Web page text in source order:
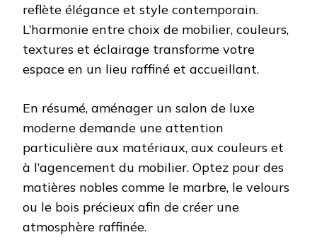
reflète élégance et style contemporain.
L’harmonie entre choix de mobilier, couleurs,
textures et éclairage transforme votre
espace en un lieu raffiné et accueillant.
En résumé, aménager un salon de luxe
moderne demande une attention
particulière aux matériaux, aux couleurs et
à l’agencement du mobilier. Optez pour des
matières nobles comme le marbre, le velours
ou le bois précieux afin de créer une
atmosphère raffinée.